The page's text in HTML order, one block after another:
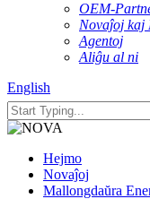
OEM-
Novaĵoj kaj
Agentoj
Aliĝu al ni
English
Hejmo
Novaĵoj
Mallongdaŭra